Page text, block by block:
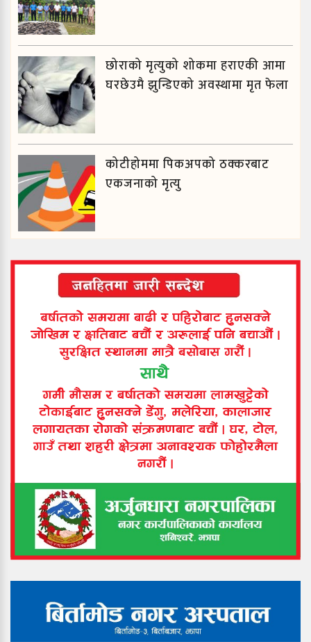
छोराको मृत्युको शोकमा हराएकी आमा
घरछेउमै झुन्डिएको अवस्थामा मृत फेला
कोटीहोममा पिकअपको ठक्करबाट
एकजनाको मृत्यु